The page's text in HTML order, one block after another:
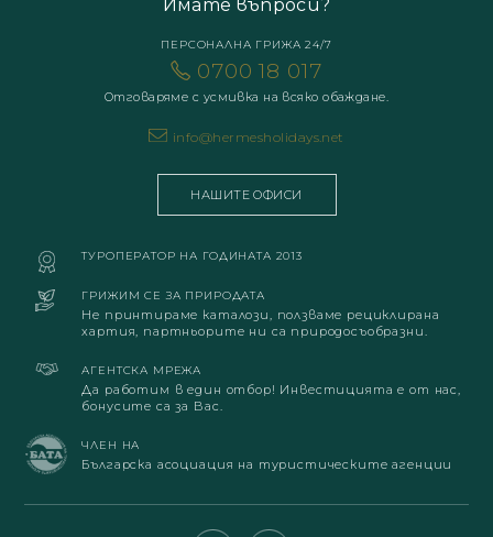
Имате въпроси?
ПЕРСОНАЛНА ГРИЖА 24/7
0700 18 017
Отговаряме с усмивка на всяко обаждане.
info@hermesholidays.net
НАШИТЕ ОФИСИ
ТУРОПЕРАТОР НА ГОДИНАТА 2013
ГРИЖИМ СЕ ЗА ПРИРОДАТА
Не принтираме каталози, ползваме рециклирана
хартия, партньорите ни са природосъобразни.
АГЕНТСКА МРЕЖА
Да работим в един отбор! Инвестицията е от нас,
бонусите са за Вас.
ЧЛЕН НА
Българска асоциация на туристическите агенции